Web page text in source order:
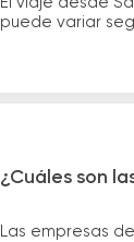
puede variar
¿Cuáles son
Las empresas